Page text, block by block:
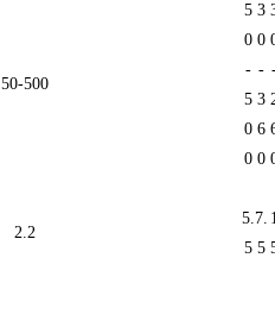
50-500
5
0
-
5
0
0
3
0
-
3
6
0
2.2
5.
5
7.
5